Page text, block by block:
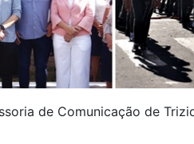
de Comunicação de